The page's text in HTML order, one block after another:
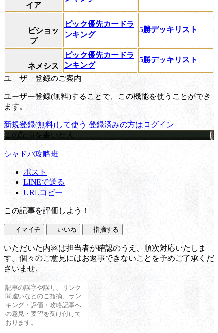
イア
ビショッ
プ
ピック優先カードラ
ンキング
5勝デッキリスト
ネメシス
ピック優先カードラ
ンキング
5勝デッキリスト
ユーザー登録のご案内
ユーザー登録(無料)することで、この機能を使うことができ
ます。
新規登録(無料)して使う 登録済みの方はログイン
この記事を書いた人
シャドバ攻略班
ポスト
LINEで送る
URLコピー
この記事を評価しよう！
イマイチ いいね 指摘する
いただいた内容は担当者が確認のうえ、順次対応いたしま
す。個々のご意見にはお返事できないことを予めご了承くだ
さいませ。